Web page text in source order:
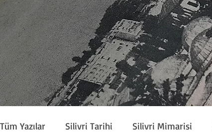
Tüm Yazılar Silivri Tarihi Silivri Mimarisi